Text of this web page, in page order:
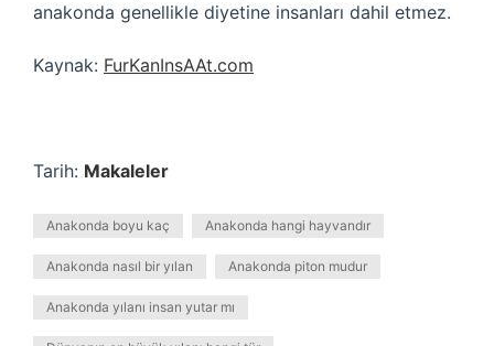
anakonda genellikle diyetine insanları dahil etmez.
Kaynak: FurKanInsAAt.com
Tarih: Makaleler
Anakonda boyu kaç Anakonda hangi hayvandır
Anakonda nasıl bir yılan Anakonda piton mudur
Anakonda yılanı insan yutar mı